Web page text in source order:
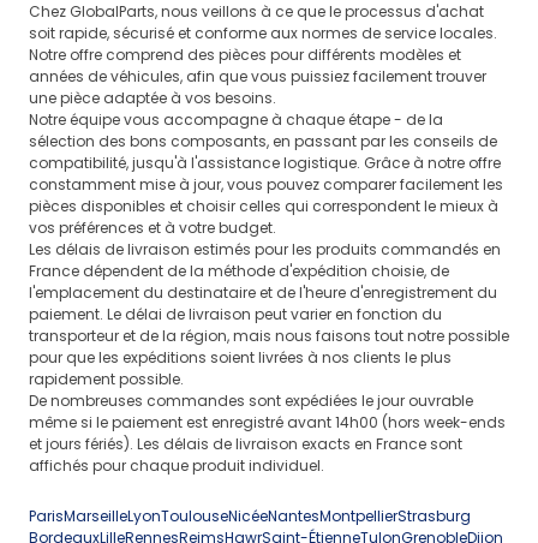
Chez GlobalParts, nous veillons à ce que le processus d'achat
soit rapide, sécurisé et conforme aux normes de service locales.
Notre offre comprend des pièces pour différents modèles et
années de véhicules, afin que vous puissiez facilement trouver
une pièce adaptée à vos besoins.
Notre équipe vous accompagne à chaque étape - de la
sélection des bons composants, en passant par les conseils de
compatibilité, jusqu'à l'assistance logistique. Grâce à notre offre
constamment mise à jour, vous pouvez comparer facilement les
pièces disponibles et choisir celles qui correspondent le mieux à
vos préférences et à votre budget.
Les délais de livraison estimés pour les produits commandés en
France dépendent de la méthode d'expédition choisie, de
l'emplacement du destinataire et de l'heure d'enregistrement du
paiement. Le délai de livraison peut varier en fonction du
transporteur et de la région, mais nous faisons tout notre possible
pour que les expéditions soient livrées à nos clients le plus
rapidement possible.
De nombreuses commandes sont expédiées le jour ouvrable
même si le paiement est enregistré avant 14h00 (hors week-ends
et jours fériés). Les délais de livraison exacts en France sont
affichés pour chaque produit individuel.
ParisMarseilleLyonToulouseNicéeNantesMontpellierStrasburg
BordeauxLilleRennesReimsHawrSaint-ÉtienneTulonGrenobleDijon